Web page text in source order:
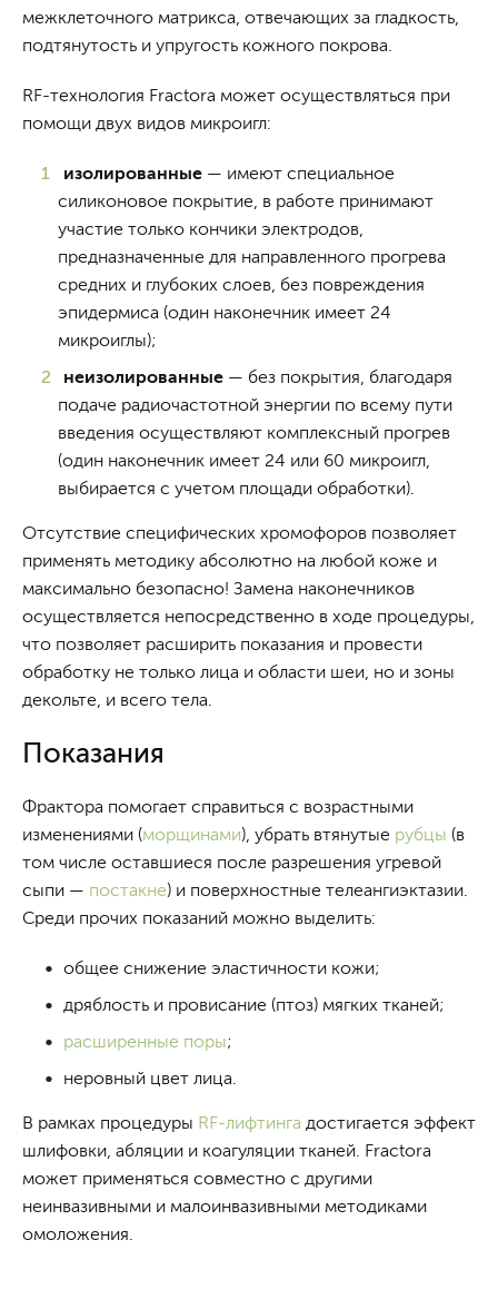
межклеточного матрикса, отвечающих за гладкость,
подтянутость и упругость кожного покрова.
RF-технология Fractora может осуществляться при
помощи двух видов микроигл:
изолированные — имеют специальное
силиконовое покрытие, в работе принимают
участие только кончики электродов,
предназначенные для направленного прогрева
средних и глубоких слоев, без повреждения
эпидермиса (один наконечник имеет 24
микроиглы);
неизолированные — без покрытия, благодаря
подаче радиочастотной энергии по всему пути
введения осуществляют комплексный прогрев
(один наконечник имеет 24 или 60 микроигл,
выбирается с учетом площади обработки).
Отсутствие специфических хромофоров позволяет
применять методику абсолютно на любой коже и
максимально безопасно! Замена наконечников
осуществляется непосредственно в ходе процедуры,
что позволяет расширить показания и провести
обработку не только лица и области шеи, но и зоны
декольте, и всего тела.
Показания
Фрактора помогает справиться с возрастными
изменениями (морщинами), убрать втянутые рубцы (в
том числе оставшиеся после разрешения угревой
сыпи — постакне) и поверхностные телеангиэктазии.
Среди прочих показаний можно выделить:
общее снижение эластичности кожи;
дряблость и провисание (птоз) мягких тканей;
расширенные поры;
неровный цвет лица.
В рамках процедуры RF-лифтинга достигается эффект
шлифовки, абляции и коагуляции тканей. Fractora
может применяться совместно с другими
неинвазивными и малоинвазивными методиками
омоложения.